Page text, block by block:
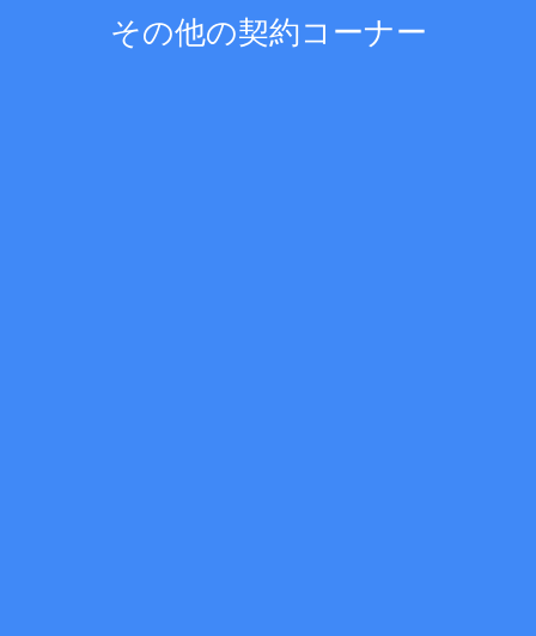
その他の契約コーナー